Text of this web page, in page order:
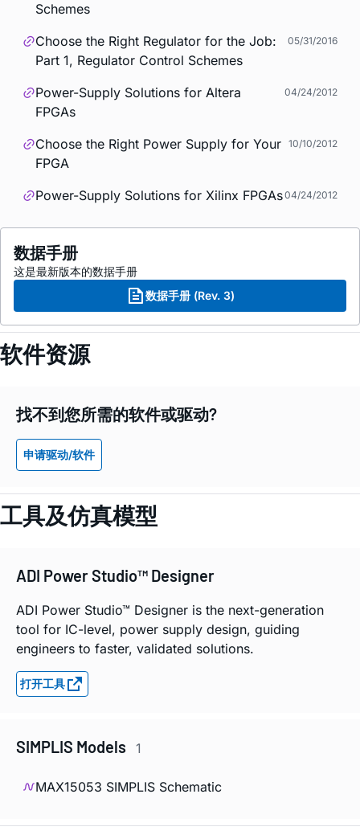
Schemes
Choose the Right Regulator for the Job:
Part 1, Regulator Control Schemes
05/31/2016
Power-Supply Solutions for Altera
FPGAs
04/24/2012
Choose the Right Power Supply for Your
FPGA
10/10/2012
Power-Supply Solutions for Xilinx FPGAs04/24/2012
数据手册
这是最新版本的数据手册
数据手册 (Rev. 3)
软件资源
找不到您所需的软件或驱动?
申请驱动/软件
工具及仿真模型
ADI Power Studio™ Designer
ADI Power Studio™ Designer is the next-generation
tool for IC-level, power supply design, guiding
engineers to faster, validated solutions.
打开工具
SIMPLIS Models 1
MAX15053 SIMPLIS Schematic